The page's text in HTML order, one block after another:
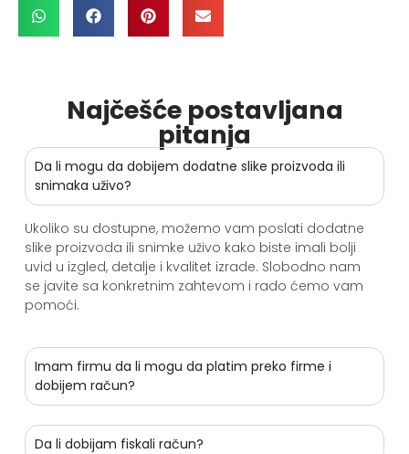
Najčešće postavljana
pitanja
Da li mogu da dobijem dodatne slike proizvoda ili
snimaka uživo?
Ukoliko su dostupne, možemo vam poslati dodatne
slike proizvoda ili snimke uživo kako biste imali bolji
uvid u izgled, detalje i kvalitet izrade. Slobodno nam
se javite sa konkretnim zahtevom i rado ćemo vam
pomoći.
Imam firmu da li mogu da platim preko firme i
dobijem račun?
Da li dobijam fiskali račun?